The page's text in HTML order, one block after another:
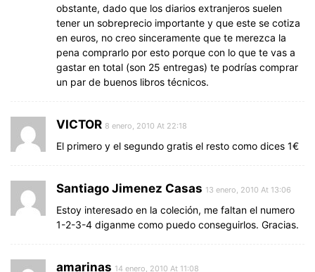
obstante, dado que los diarios extranjeros suelen
tener un sobreprecio importante y que este se cotiza
en euros, no creo sinceramente que te merezca la
pena comprarlo por esto porque con lo que te vas a
gastar en total (son 25 entregas) te podrías comprar
un par de buenos libros técnicos.
VICTOR 8 enero, 2010 At 22:18
El primero y el segundo gratis el resto como dices 1€
Santiago Jimenez Casas 13 enero, 2010 At 13:06
Estoy interesado en la coleción, me faltan el numero
1-2-3-4 diganme como puedo conseguirlos. Gracias.
amarinas 14 enero, 2010 At 11:08